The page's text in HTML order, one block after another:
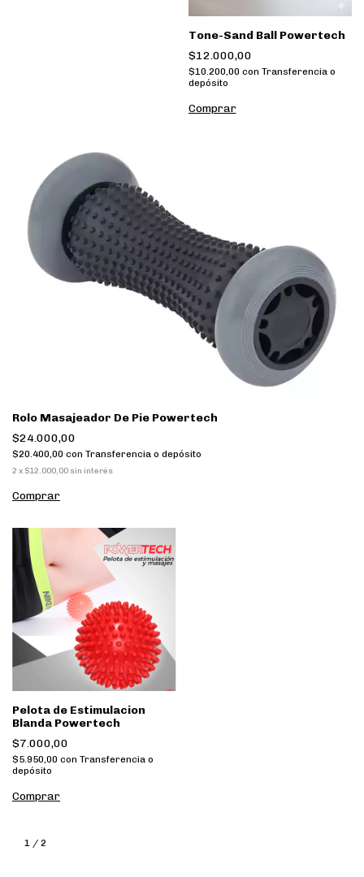
Tone-Sand Ball Powertech
$12.000,00
$10.200,00 con Transferencia o
depósito
Comprar
Rolo Masajeador De Pie Powertech
$24.000,00
$20.400,00 con Transferencia o depósito
2 x $12.000,00 sin interés
Pelota de Estimulacion
Blanda Powertech
$7.000,00
$5.950,00 con Transferencia o
depósito
1 / 2